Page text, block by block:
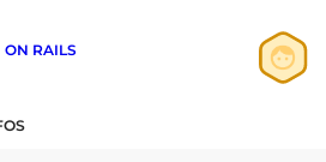
ON RAILS